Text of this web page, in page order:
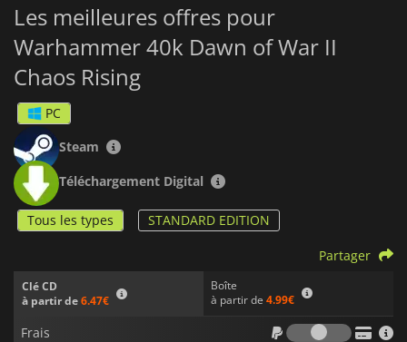
Les meilleures offres pour
Warhammer 40k Dawn of War II
Chaos Rising
PC
Steam
Téléchargement Digital
Tous les types STANDARD EDITION
Clé CD
à partir de6.47€
Boîte
à partir de 4.99€
Partager
Frais
Frais